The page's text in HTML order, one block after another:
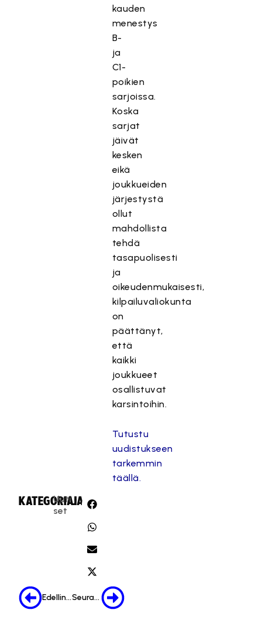
kauden
menestys
B-
ja
C1-
poikien
sarjoissa.
Koska
sarjat
jäivät
kesken
eikä
joukkueiden
järjestystä
ollut
mahdollista
tehdä
tasapuolisesti
ja
oikeudenmukaisesti,
kilpailuvaliokunta
on
päättänyt,
että
kaikki
joukkueet
osallistuvat
karsintoihin.
Tutustu
uudistukseen
tarkemmin
täällä.
KATEGORIA:
Uuti
set
JAA:
Edellinen Seuraava